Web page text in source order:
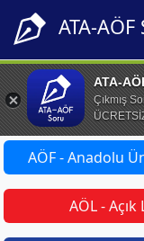
ATA-AÖF
ATA-
Çıkmış
AÖF - Anadolu
AÖL - Açık